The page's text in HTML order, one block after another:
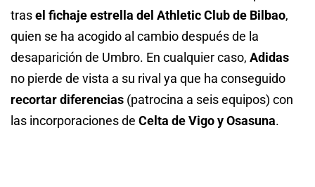
trasel fichaje estrella del Athletic Club de Bilbao,
quien se ha acogido al cambio después de la
desaparición de Umbro. En cualquier caso, Adidas
no pierde de vista a su rival ya que ha conseguido
recortar diferencias (patrocina a seis equipos) con
las incorporaciones de Celta de Vigo y Osasuna.